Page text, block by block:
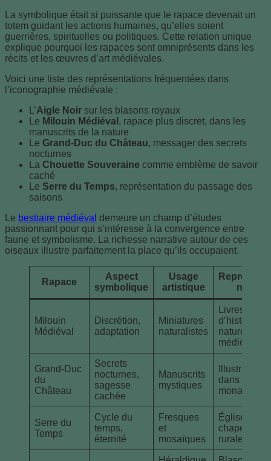
La symbolique était si puissante que le rapace devenait un
totem guidant les actions humaines, qu’elles soient
guerrières, spirituelles ou politiques. Cette relation unique
explique pourquoi les rapaces sont omniprésents dans les
récits et les œuvres d’art médiévales.
Voici une liste des représentations fréquentées dans
l’iconographie médiévale :
L’Aigle Noir sur les blasons royaux
Le Milouin Médiéval , rapace plus discret, dans les
manuscrits de la nature
Le Grand-Duc du Château, messager des secrets
nocturnes
La Chouette Souveraine comme emblème de savoir
caché
Le Serre du Temps, représentation du passage des
saisons
Le bestiaire médiéval demeure un champ d’études
passionnant pour qui s’intéresse à la convergence entre
faune et symbolisme. La richesse narrative autour de ces
oiseaux illustre parfaitement la place qu’ils occupaient.
Rapace
Aspect
symbolique
Usage
artistique
notable
Milouin
Médiéval
Discrétion,
adaptation
Miniatures
naturalistes
Livres
d’histoires
naturelles
médiévales
Grand-Duc
du
Château
Secrets
nocturnes,
sagesse
cachée
Manuscrits
mystiques
Illustrations
dans les
monastères
Serre du
Temps
Cycle du
temps,
éternité
Fresques
et
mosaïques
Églises et
chapelles
rurales